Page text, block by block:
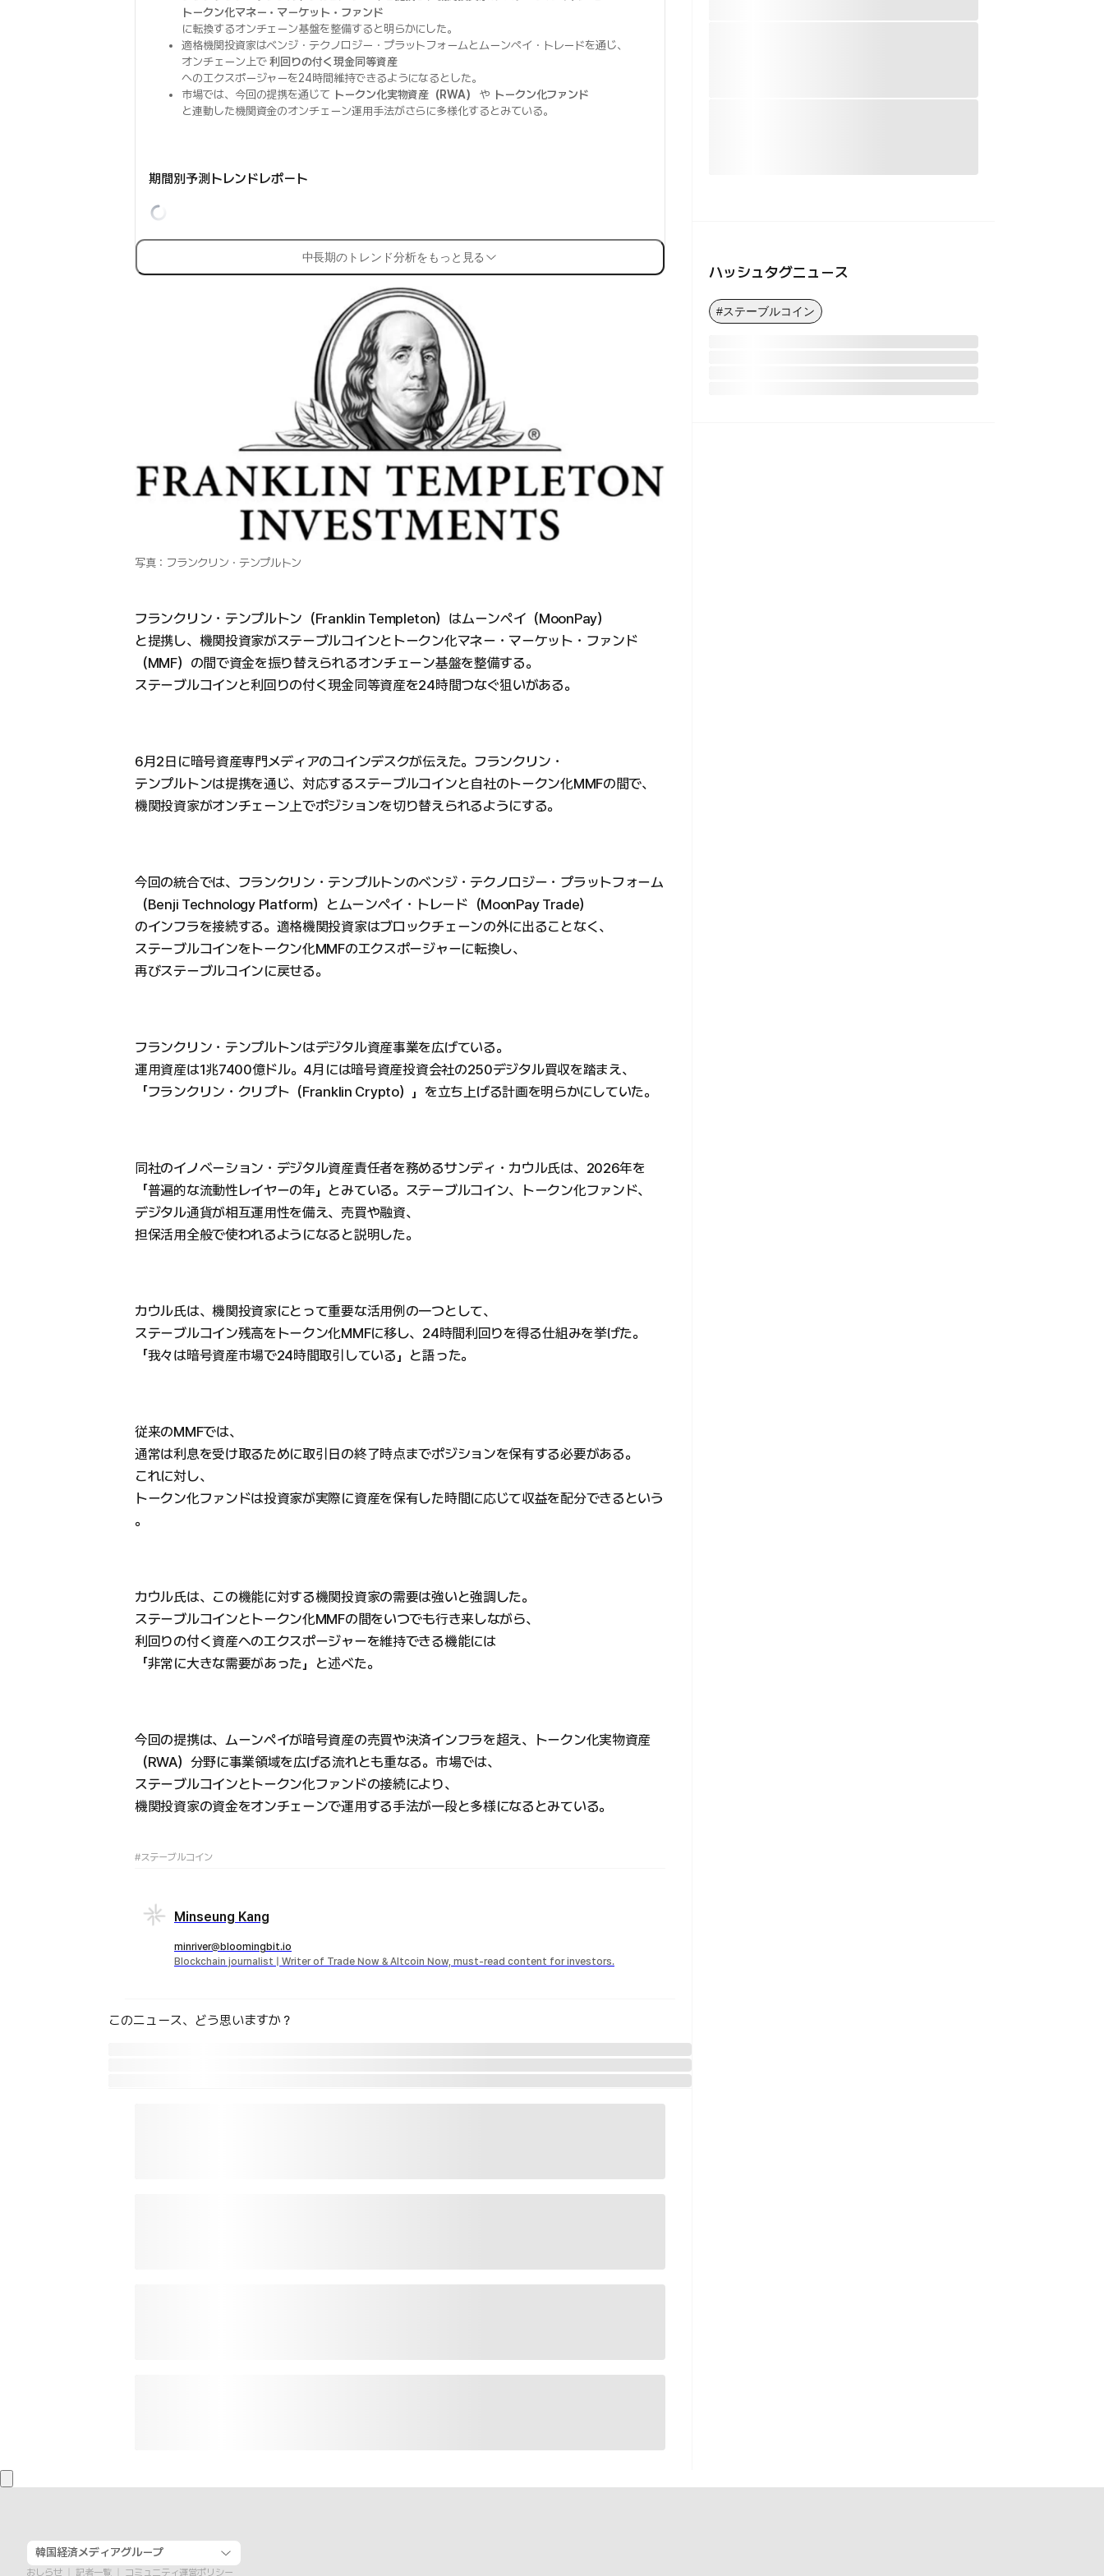
トークン化マネー・マーケット・ファンド
に転換するオンチェーン基盤を整備すると明らかにした。
適格機関投資家はベンジ・テクノロジー・プラットフォームとムーンペイ・トレードを通じ、
オンチェーン上で利回りの付く現金同等資産
へのエクスポージャーを24時間維持できるようになるとした。
市場では、今回の提携を通じて トークン化実物資産（RWA） や トークン化ファンド
と連動した機関資金のオンチェーン運用手法がさらに多様化するとみている。
期間別予測トレンドレポート
中長期のトレンド分析をもっと見る
写真：フランクリン・テンプルトン
フランクリン・テンプルトン（Franklin Templeton）はムーンペイ（MoonPay）
と提携し、機関投資家がステーブルコインとトークン化マネー・マーケット・ファンド
（MMF）の間で資金を振り替えられるオンチェーン基盤を整備する。
ステーブルコインと利回りの付く現金同等資産を24時間つなぐ狙いがある。
6月2日に暗号資産専門メディアのコインデスクが伝えた。フランクリン・
テンプルトンは提携を通じ、対応するステーブルコインと自社のトークン化MMFの間で、
機関投資家がオンチェーン上でポジションを切り替えられるようにする。
今回の統合では、フランクリン・テンプルトンのベンジ・テクノロジー・プラットフォーム
（Benji Technology Platform）とムーンペイ・トレード（MoonPay Trade）
のインフラを接続する。適格機関投資家はブロックチェーンの外に出ることなく、
ステーブルコインをトークン化MMFのエクスポージャーに転換し、
再びステーブルコインに戻せる。
フランクリン・テンプルトンはデジタル資産事業を広げている。
運用資産は1兆7400億ドル。4月には暗号資産投資会社の250デジタル買収を踏まえ、
「フランクリン・クリプト（Franklin Crypto）」を立ち上げる計画を明らかにしていた。
同社のイノベーション・デジタル資産責任者を務めるサンディ・カウル氏は、2026年を
「普遍的な流動性レイヤーの年」とみている。ステーブルコイン、トークン化ファンド、
デジタル通貨が相互運用性を備え、売買や融資、
担保活用全般で使われるようになると説明した。
カウル氏は、機関投資家にとって重要な活用例の一つとして、
ステーブルコイン残高をトークン化MMFに移し、24時間利回りを得る仕組みを挙げた。
「我々は暗号資産市場で24時間取引している」と語った。
従来のMMFでは、
通常は利息を受け取るために取引日の終了時点までポジションを保有する必要がある。
これに対し、
トークン化ファンドは投資家が実際に資産を保有した時間に応じて収益を配分できるという
。
カウル氏は、この機能に対する機関投資家の需要は強いと強調した。
ステーブルコインとトークン化MMFの間をいつでも行き来しながら、
利回りの付く資産へのエクスポージャーを維持できる機能には
「非常に大きな需要があった」と述べた。
今回の提携は、ムーンペイが暗号資産の売買や決済インフラを超え、トークン化実物資産
（RWA）分野に事業領域を広げる流れとも重なる。市場では、
ステーブルコインとトークン化ファンドの接続により、
機関投資家の資金をオンチェーンで運用する手法が一段と多様になるとみている。
#ステーブルコイン
Minseung Kang
minriver@bloomingbit.io
Blockchain journalist | Writer of Trade Now & Altcoin Now, must-read content for investors.
このニュース、どう思いますか？
ハッシュタグニュース
#ステーブルコイン
韓国経済メディアグループ
おしらせ 記者一覧 コミュニティ運営ポリシー